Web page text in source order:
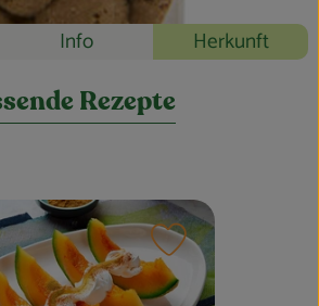
Info Herkunft
Rezepte
Rezept zu